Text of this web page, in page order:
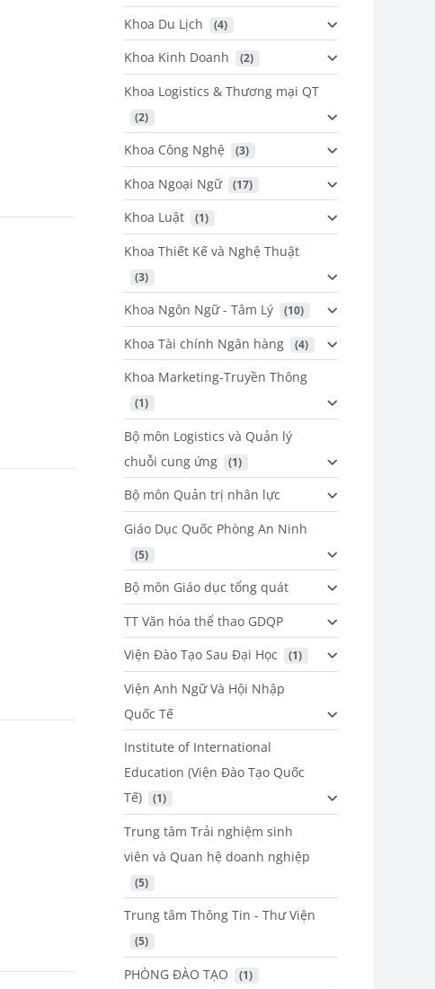
Khoa Du Lịch (4)
Khoa Kinh Doanh (2)
Khoa Logistics & Thương mại QT
(2)
Khoa Công Nghệ (3)
Khoa Ngoại Ngữ (17)
Khoa Luật (1)
Khoa Thiết Kế và Nghệ Thuật
(3)
Khoa Ngôn Ngữ - Tâm Lý (10)
Khoa Tài chính Ngân hàng (4)
Khoa Marketing-Truyền Thông
(1)
Bộ môn Logistics và Quản lý
chuỗi cung ứng
(1)
Bộ môn Quản trị nhân lực
Giáo Dục Quốc Phòng An Ninh
(5)
Bộ môn Giáo dục tổng quát
TT Văn hóa thể thao GDQP
Viện Đào Tạo Sau Đại Học
(1)
Viện Anh Ngữ Và Hội Nhập
Quốc Tế
Institute of International
Education (Viện Đào Tạo Quốc
Tế)
(1)
Trung tâm Trải nghiệm sinh
viên và Quan hệ doanh nghiệp
(5)
Trung tâm Thông Tin - Thư Viện
(5)
PHÒNG ĐÀO TẠO (1)